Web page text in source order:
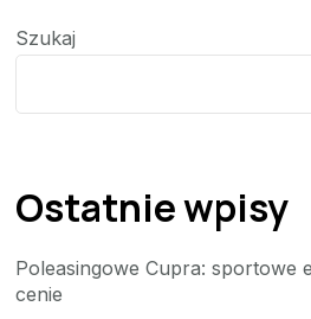
Szukaj
Ostatnie wpisy
Poleasingowe Cupra: sportowe
cenie